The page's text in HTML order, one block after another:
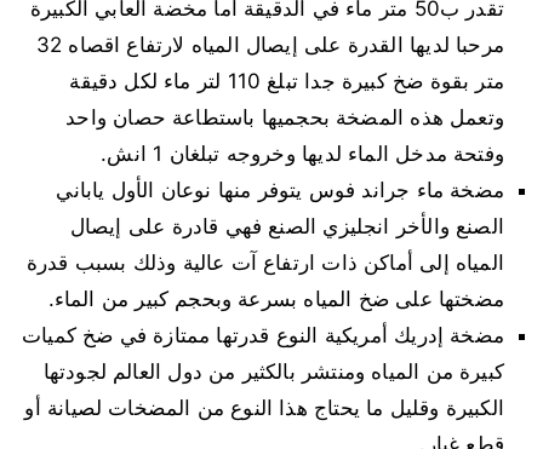
تقدر ب50 متر ماء في الدقيقة أما مخضة العابي الكبيرة
مرحبا لديها القدرة على إيصال المياه لارتفاع اقصاه 32
متر بقوة ضخ كبيرة جدا تبلغ 110 لتر ماء لكل دقيقة
وتعمل هذه المضخة بحجميها باستطاعة حصان واحد
وفتحة مدخل الماء لديها وخروجه تبلغان 1 انش.
مضخة ماء جراند فوس يتوفر منها نوعان الأول ياباني
الصنع والأخر انجليزي الصنع فهي قادرة على إيصال
المياه إلى أماكن ذات ارتفاع آت عالية وذلك بسبب قدرة
مضختها على ضخ المياه بسرعة وبحجم كبير من الماء.
مضخة إدريك أمريكية النوع قدرتها ممتازة في ضخ كميات
كبيرة من المياه ومنتشر بالكثير من دول العالم لجودتها
الكبيرة وقليل ما يحتاج هذا النوع من المضخات لصيانة أو
قطع غيار.